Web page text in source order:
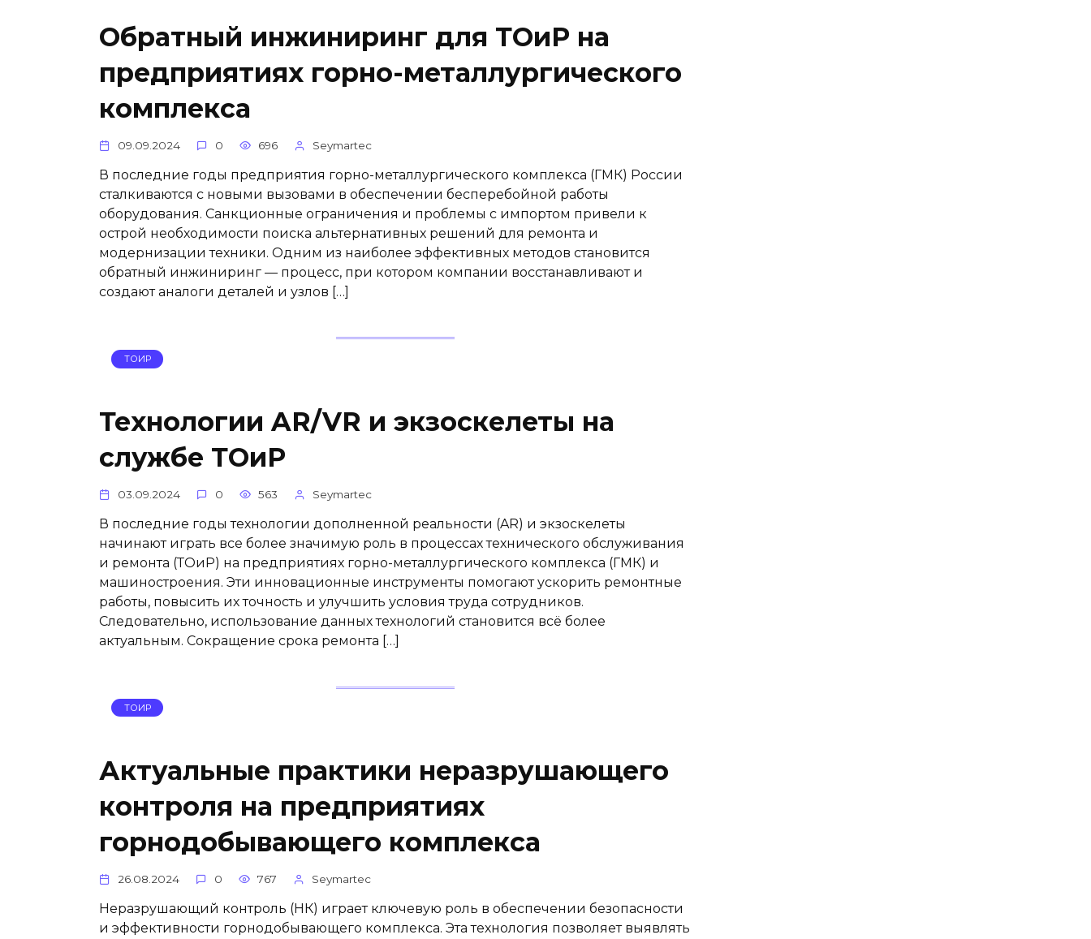
Обратный инжиниринг для ТОиР на
предприятиях горно-металлургического
комплекса
09.09.2024 0 696 Seymartec
В последние годы предприятия горно-металлургического комплекса (ГМК) России
сталкиваются с новыми вызовами в обеспечении бесперебойной работы
оборудования. Санкционные ограничения и проблемы с импортом привели к
острой необходимости поиска альтернативных решений для ремонта и
модернизации техники. Одним из наиболее эффективных методов становится
обратный инжиниринг — процесс, при котором компании восстанавливают и
создают аналоги деталей и узлов […]
ТОИР
Технологии AR/VR и экзоскелеты на
службе ТОиР
03.09.2024 0 563 Seymartec
В последние годы технологии дополненной реальности (AR) и экзоскелеты
начинают играть все более значимую роль в процессах технического обслуживания
и ремонта (ТОиР) на предприятиях горно-металлургического комплекса (ГМК) и
машиностроения. Эти инновационные инструменты помогают ускорить ремонтные
работы, повысить их точность и улучшить условия труда сотрудников.
Следовательно, использование данных технологий становится всё более
актуальным. Сокращение срока ремонта […]
ТОИР
Актуальные практики неразрушающего
контроля на предприятиях
горнодобывающего комплекса
26.08.2024 0 767 Seymartec
Неразрушающий контроль (НК) играет ключевую роль в обеспечении безопасности
и эффективности горнодобывающего комплекса. Эта технология позволяет выявлять